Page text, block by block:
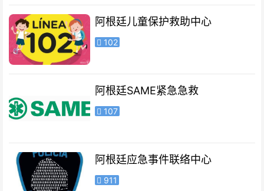
阿根廷儿童保护救助中心
102
阿根廷SAME紧急急救
107
阿根廷应急事件联络中心
911